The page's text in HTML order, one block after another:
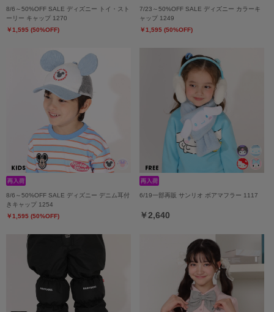
8/6～50%OFF SALE ディズニー トイ・スト
ーリー キャップ 1270
￥1,595 (50%OFF)
7/23～50%OFF SALE ディズニー カラーキ
ャップ 1249
￥1,595 (50%OFF)
8/6～50%OFF SALE ディズニー デニム耳付
きキャップ 1254
￥1,595 (50%OFF)
6/19一部再販 サンリオ ボアマフラー 1117
￥2,640